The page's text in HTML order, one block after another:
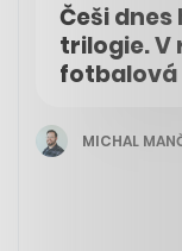
Češi
trilogie. V
fotbalová
MICHAL